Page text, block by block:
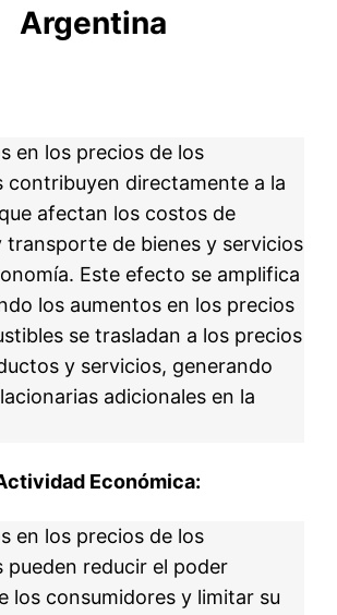
Argentina
en los precios de los
contribuyen directamente a la
afectan los costos de
transporte de bienes y servicios
Este efecto se amplifica
los aumentos en los precios
se trasladan a los precios
y servicios, generando
adicionales en la
Económica:
en los precios de los
pueden reducir el poder
los consumidores y limitar su